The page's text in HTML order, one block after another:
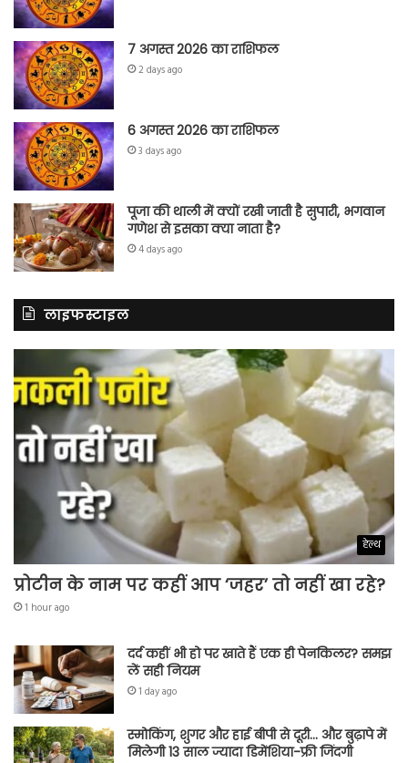
7 अगस्त 2026 का राशिफल
2 days ago
6 अगस्त 2026 का राशिफल
3 days ago
पूजा की थाली में क्यों रखी जाती है सुपारी, भगवान
गणेश से इसका क्या नाता है?
4 days ago
लाइफस्टाइल
हेल्थ
प्रोटीन के नाम पर कहीं आप ‘जहर’ तो नहीं खा रहे?
1 hour ago
दर्द कहीं भी हो पर खाते हैं एक ही पेनकिलर? समझ
लें सही नियम
1 day ago
स्मोकिंग, शुगर और हाई बीपी से दूरी… और बुढ़ापे में
मिलेगी 13 साल ज्यादा डिमेंशिया-फ्री जिंदगी